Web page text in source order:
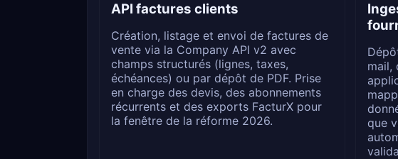
API factures clients
Création, listage et envoi de factures de
vente via la Company API v2 avec
champs structurés (lignes, taxes,
échéances) ou par dépôt de PDF. Prise
en charge des devis, des abonnements
récurrents et des exports FacturX pour
la fenêtre de la réforme 2026.
mail,
que